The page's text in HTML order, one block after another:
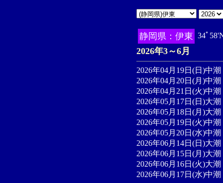
静岡県：伊東 34ﾟ
2026年3～6月
2026年04月19日(日)中
2026年04月20日(月)中
2026年04月21日(火)中
2026年05月17日(日)大
2026年05月18日(月)大
2026年05月19日(火)中
2026年05月20日(水)中
2026年06月14日(日)大
2026年06月15日(月)大
2026年06月16日(火)大
2026年06月17日(水)中